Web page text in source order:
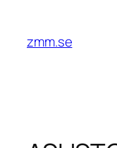
innehåll
zmm.se